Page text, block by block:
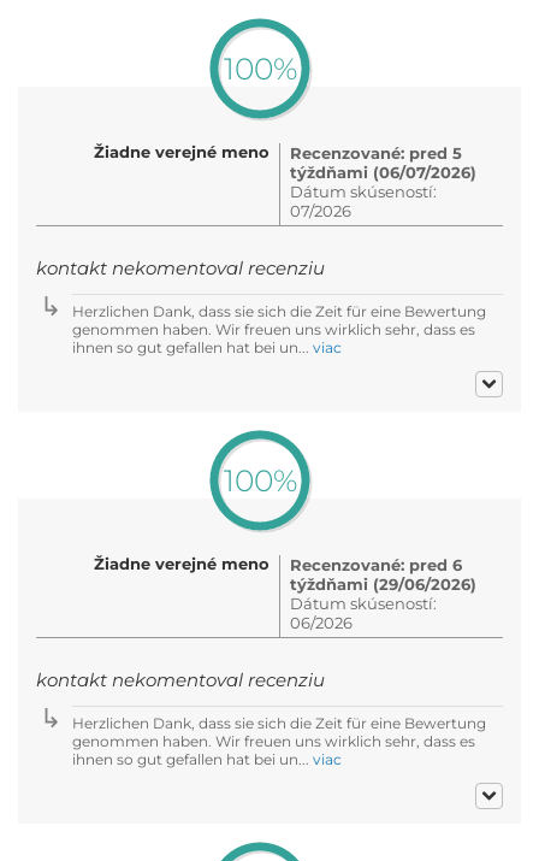
100%
Žiadne verejné meno
Recenzované: pred 5
týždňami (06/07/2026)
Dátum skúseností:
07/2026
kontakt nekomentoval recenziu
Herzlichen Dank, dass sie sich die Zeit für eine Bewertung
genommen haben. Wir freuen uns wirklich sehr, dass es
ihnen so gut gefallen hat bei un... viac
100%
Žiadne verejné meno
Recenzované: pred 6
týždňami (29/06/2026)
Dátum skúseností:
06/2026
kontakt nekomentoval recenziu
Herzlichen Dank, dass sie sich die Zeit für eine Bewertung
genommen haben. Wir freuen uns wirklich sehr, dass es
ihnen so gut gefallen hat bei un... viac